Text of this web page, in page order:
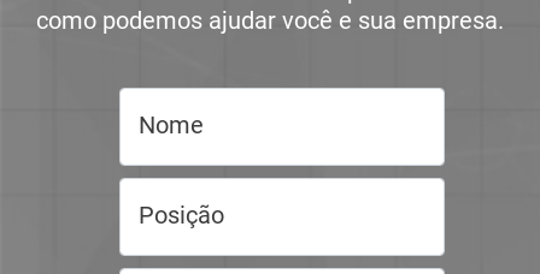
como podemos ajudar você e sua empresa.